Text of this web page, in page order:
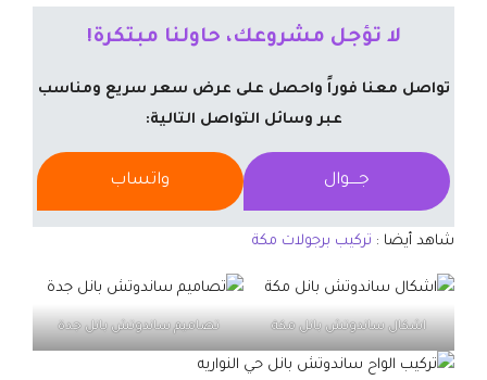
لا تؤجل مشروعك، حاولنا مبتكرة!
تواصل معنا فوراً واحصل على عرض سعر سريع ومناسب
عبر وسائل التواصل التالية:
جــــوال واتساب
شاهد أيضا : تركيب برجولات مكة
اشكال ساندوتش بانل مكة تصاميم ساندوتش بانل جدة